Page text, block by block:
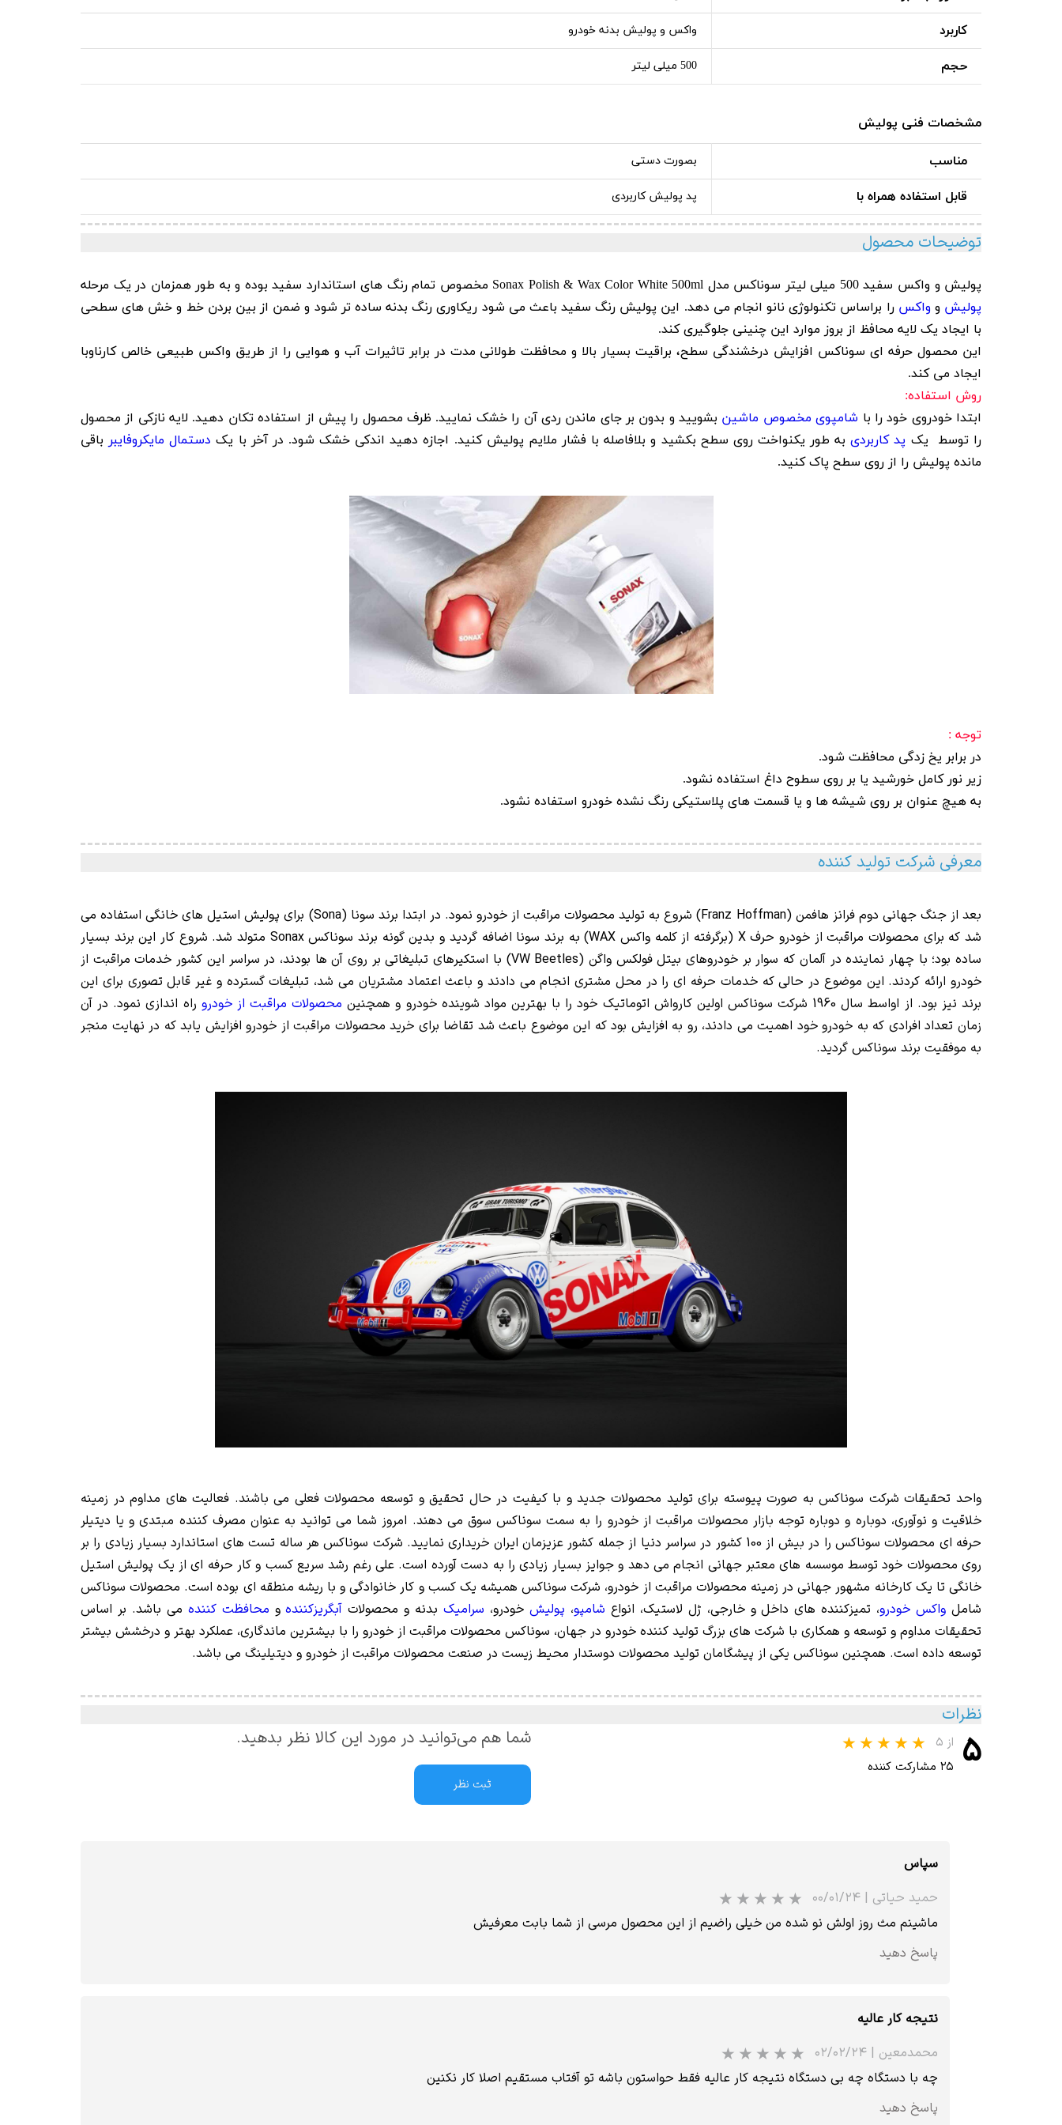
کاربرد واکس و پولیش بدنه خودرو
حجم 500 میلی لیتر
مشخصات فنی پولیش
مناسب بصورت دستی
قابل استفاده همراه با پد پولیش کاربردی
توضیحات محصول
پولیش و واکس سفید 500 میلی لیتر سوناکس مدل Sonax Polish & Wax Color White 500ml مخصوص تمام رنگ های استاندارد سفید بوده و به طور همزمان در یک مرحله
پولیش و واکس را براساس تکنولوژی نانو انجام می دهد. این پولیش رنگ سفید باعث می شود ریکاوری رنگ بدنه ساده تر شود و ضمن از بین بردن خط و خش های سطحی
با ایجاد یک لایه محافظ از بروز موارد این چنینی جلوگیری کند.
این محصول حرفه ای سوناکس افزایش درخشندگی سطح، براقیت بسیار بالا و محافظت طولانی ‌مدت در برابر تاثیرات آب و هوایی را از طریق واکس طبیعی خالص کارناوبا
ایجاد می ‌کند.
روش استفاده:
ابتدا خودروی خود را با شامپوی مخصوص ماشین بشویید و بدون بر جای ماندن ردی آن را خشک نمایید. ظرف محصول را پیش از استفاده تکان دهید. لایه نازکی از محصول
را توسط یک پد کاربردیبه طور یکنواخت روی سطح بکشید و بلافاصله با فشار ملایم پولیش کنید. اجازه دهید اندکی خشک شود. در آخر با یک دستمال مایکروفایبر باقی
مانده پولیش را از روی سطح پاک کنید.
توجه :
در برابر یخ زدگی محافظت شود.
زیر نور کامل خورشید یا بر روی سطوح داغ استفاده نشود.
به هیچ عنوان بر روی شیشه ها و یا قسمت های پلاستیکی رنگ نشده خودرو استفاده نشود.
معرفی شرکت تولید کننده
بعد از جنگ جهانی دوم فرانز هافمن (Franz Hoffman) شروع به تولید محصولات مراقبت از خودرو نمود. در ابتدا برند سونا (Sona) برای پولیش استیل های خانگی استفاده می
شد که برای محصولات مراقبت از خودرو حرف X (برگرفته از کلمه واکس WAX) به برند سونا اضافه گردید و بدین گ
ونه برند سوناکس Sonax متولد شد. شروع کار این برند بسیار
ساده بود؛ با چهار نماینده در آلمان که سوار بر خودروهای بیتل فولکس واگن (VW Beetles) با استکیرهای تبلیغاتی بر روی آن ها بودند، در سراسر این کشور خدمات مراقبت از
خودرو ارائه کردند. این موضوع در حالی که خدمات حرفه ای را در محل مشتری انجام می دادند و باعث اعتماد مشتریان می شد، تبلیغات گسترده و غیر قابل تصوری برای این
برند نیز بود. از اواسط سال 1960 شرکت سوناکس اولین کارواش اتوماتیک خود را با بهترین مواد شوینده خودرو و همچنین
محصولات مراقبت از خودرو راه اندازی نمود. در آن
زمان تعداد افرادی که به خودرو خود اهمیت می دادند، رو به افزایش بود که این موضوع باعث شد تقاضا برای خرید محصولات مراقبت از خودرو افزایش یابد که در نهایت منجر
به موفقیت برند سوناکس گردید.
واحد تحقیقات شرکت سوناکس به صورت پیوسته برای تولید محصولات جدید و با کیفیت در حال تحقیق و توسعه محصولات فعلی می باشند. فعالیت های مداوم در زمینه
خلاقیت و نوآوری، دوباره و دوباره توجه بازار محصولات مراقبت از خودرو را به سمت سوناکس سوق می دهند. امروز شما می توانید به عنوان مصرف کننده مبتدی و یا دیتیلر
حرفه ای محصولات سوناکس را در بیش از 100 کشور در سراسر دنیا از جمله کشور عزیزمان ایران خریداری نمایید. شرکت سوناکس هر ساله تست های استاندارد بسیار زیادی را بر
روی محصولات خود توسط موسسه های معتبر جهانی انجام می دهد و جوایز بسیار زیادی را به دست آورده است. علی رغم رشد سریع کسب و کار حرفه ای از یک پولیش استیل
خانگی تا یک کارخانه مشهور جهانی در زمینه محصولات مراقبت از خودرو، شرکت سوناکس همیشه یک کسب و کار خانوادگی و با ریشه منطقه ای بوده است. محصولات سوناکس
شامل واکس خودرو، تمیزکننده های داخل و خارجی، ژل لاستیک، انواع شامپو، پولیش خودرو، سرامیک بدنه و محصولات آبگریزکنندهو محافظت کننده می باشد. بر اساس
تحقیقات مداوم و توسعه و همکاری با شرکت های بزرگ تولید کننده خودرو در جهان، سوناکس محصولات مراقبت از خودرو را با بیشترین ماندگاری، عملکرد بهتر و درخشش بیشتر
توسعه داده است. همچنین سوناکس یکی از پیشگامان تولید محصولات دوستدار محیط زیست در صنعت محصولات مراقبت از خودرو و دیتیلینگ می باشد.
نظرات
۵ از ۵
۲۵ مشارکت کننده
شما هم می‌توانید در مورد این کالا نظر بدهید.
ثبت نظر
سپاس
حمید حیاتی | ۰۰/۰۱/۲۴
ماشینم مث روز اولش نو شده من خیلی راضیم از این محصول مرسی از شما بابت معرفیش
پاسخ دهید
نتیجه کار عالیه
محمدمعین | ۰۲/۰۲/۲۴
چه با دستگاه چه بی دستگاه نتیجه کار عالیه فقط حواستون باشه تو آفتاب مستقیم اصلا کار نکنین
پاسخ دهید